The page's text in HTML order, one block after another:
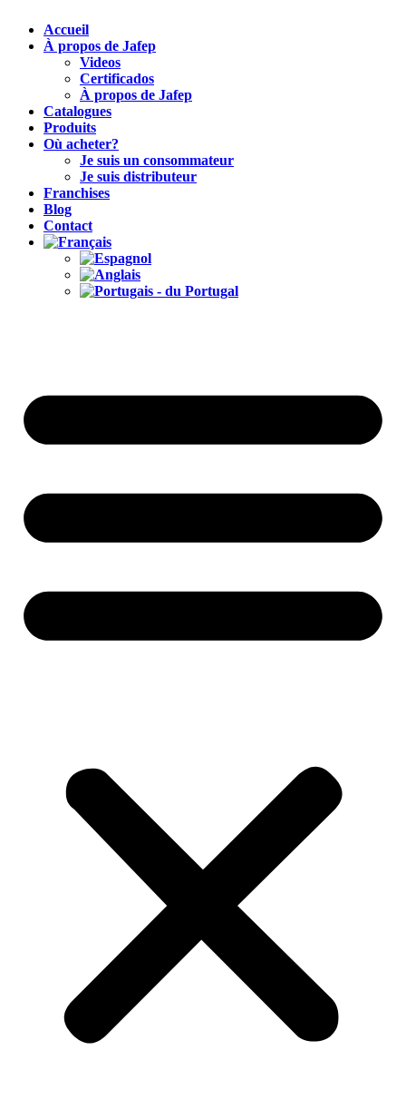
Accueil
À propos de Jafep
Videos
Certificados
À propos de Jafep
Catalogues
Produits
Où acheter?
Je suis un consommateur
Je suis distributeur
Franchises
Blog
Contact